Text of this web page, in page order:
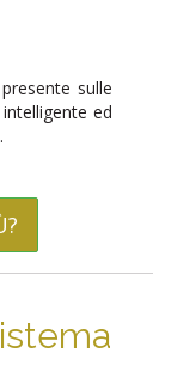
sulle
ed